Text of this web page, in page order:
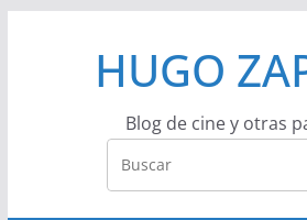
HUGO
Blog de cine y otras